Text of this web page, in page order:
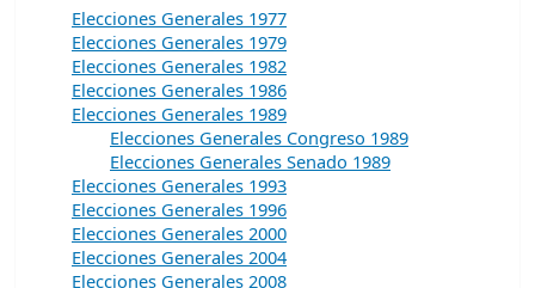
Elecciones Generales 1977
Elecciones Generales 1979
Elecciones Generales 1982
Elecciones Generales 1986
Elecciones Generales 1989
Elecciones Generales Congreso 1989
Elecciones Generales Senado 1989
Elecciones Generales 1993
Elecciones Generales 1996
Elecciones Generales 2000
Elecciones Generales 2004
Elecciones Generales 2008